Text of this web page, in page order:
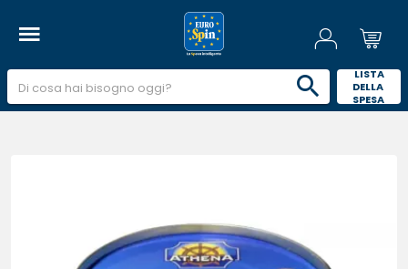
LISTA
DELLA
SPESA